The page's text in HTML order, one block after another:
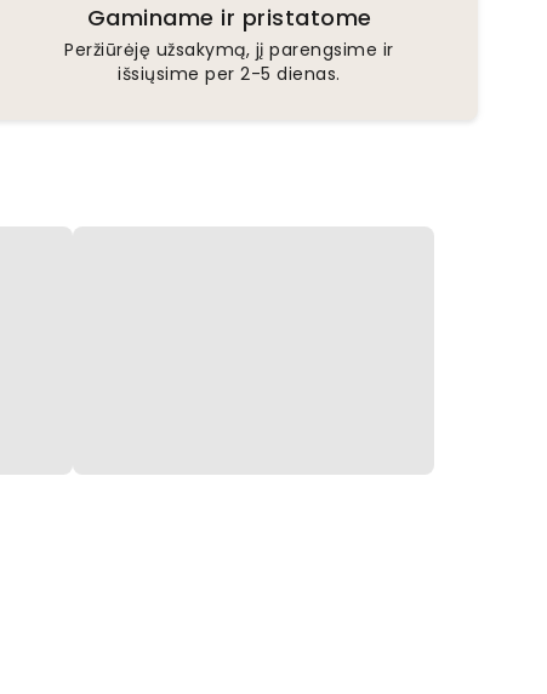
Gaminame ir pristatome
Peržiūrėję užsakymą, jį parengsime ir
išsiųsime per 2-5 dienas.